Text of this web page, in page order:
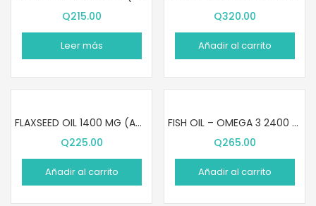
Q215.00
Leer más
Q320.00
Añadir al carrito
FLAXSEED OIL 1400 MG (ACEITE SEMILLA DE LINAZA) (100 SOFTGELS)
Q225.00
Añadir al carrito
FISH OIL – OMEGA 3 2400 MG (90 SOFTGELS)
Q265.00
Añadir al carrito